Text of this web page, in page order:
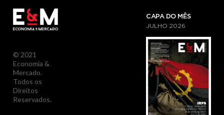
© 2021
Economia &
Mercado.
Todos os
Direitos
Reservados.
CAPA DO MÊS
JULHO 2026